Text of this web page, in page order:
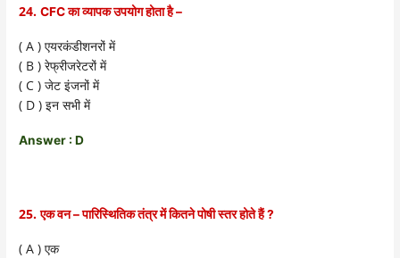
24.CFC का व्यापक उपयोग होता है –
( A )एयरकंडीशनरों में
( B )रेफ्रीजरेटरों में
( C )जेट इंजनों में
( D )इन सभी में
Answer : D
25.एक वन – पारिस्थितिक तंत्र में कितने पोषी स्तर होते हैं ?
( A )एक